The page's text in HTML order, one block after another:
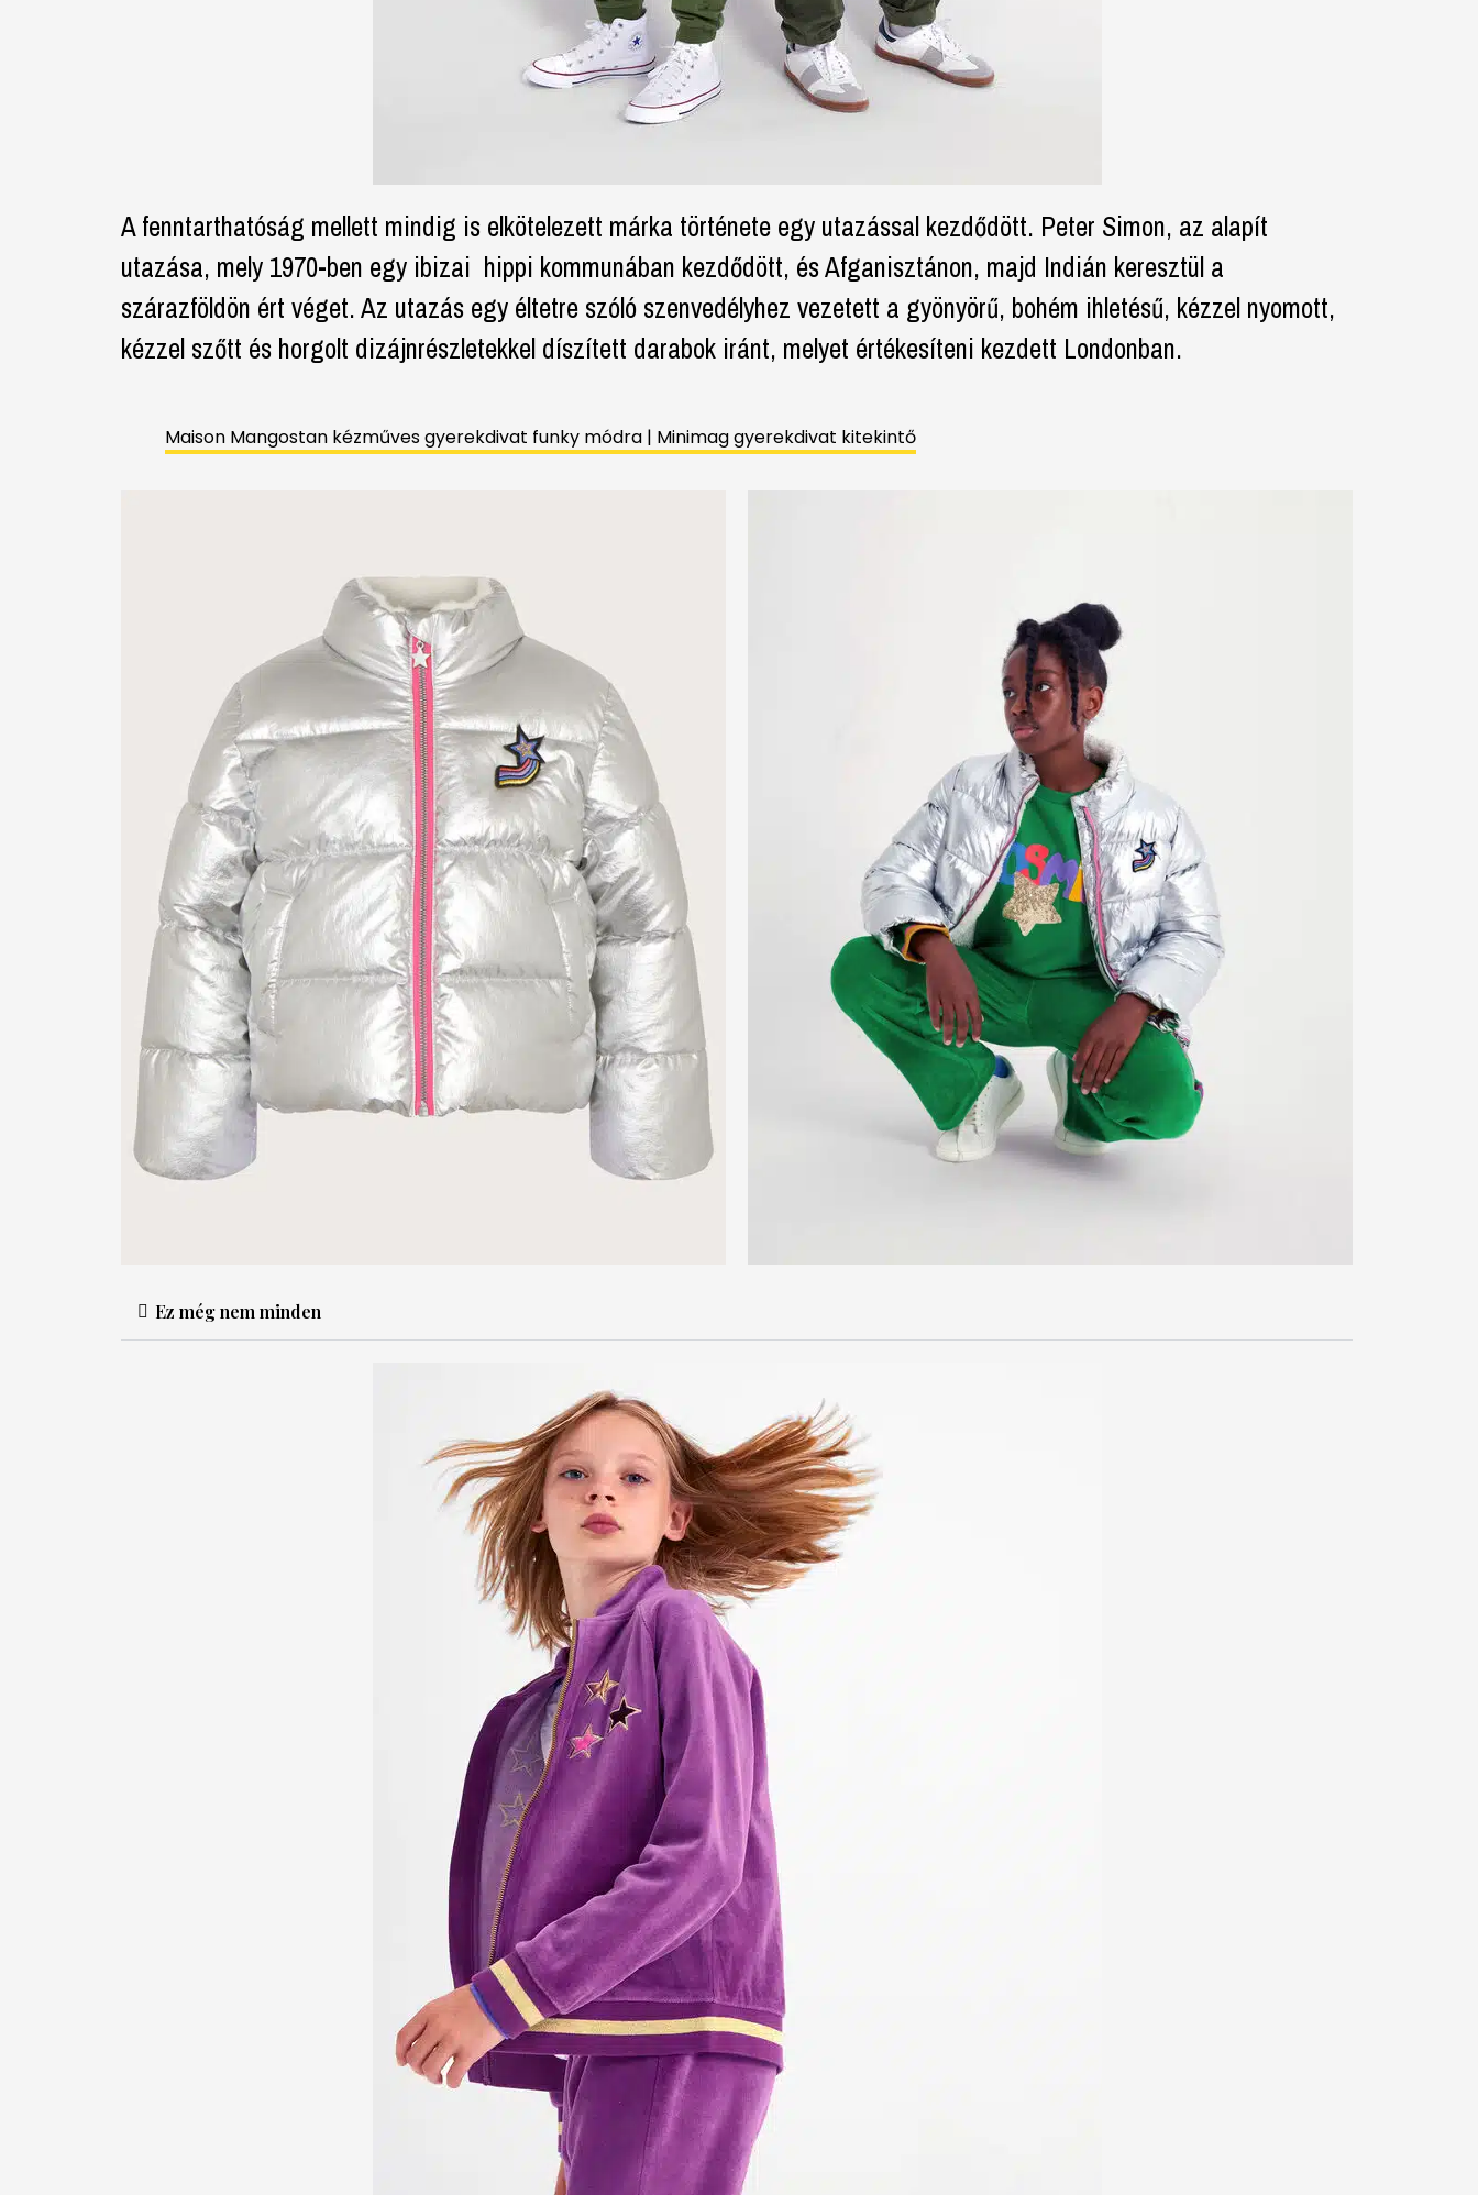
A fenntarthatóság mellett mindig is elkötelezett márka története egy utazással kezdődött. Peter Simon, az alapít
utazása, mely 1970-ben egy ibizai hippi kommunában kezdődött, és Afganisztánon, majd Indián keresztül a
szárazföldön ért véget. Az utazás egy éltetre szóló szenvedélyhez vezetett a gyönyörű, bohém ihletésű, kézzel nyomott,
kézzel szőtt és horgolt dizájnrészletekkel díszített darabok iránt, melyet értékesíteni kezdett Londonban.
Maison Mangostan kézműves gyerekdivat funky módra | Minimag gyerekdivat kitekintő
Ez még nem minden